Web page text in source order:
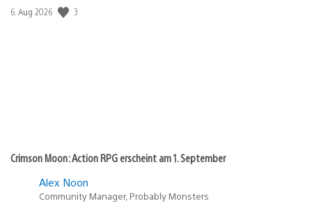
Veröffentlichungsdatum:
6. Aug 2026 3
Crimson Moon: Action RPG erscheint am 1. September
Alex Noon
Community Manager, Probably Monsters